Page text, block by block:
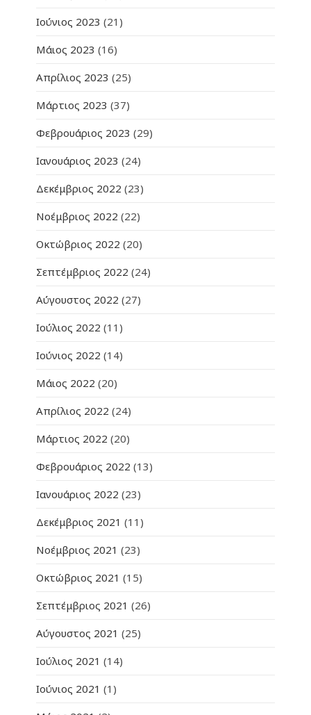
Ιούνιος 2023 (21)
Μάιος 2023 (16)
Απρίλιος 2023 (25)
Μάρτιος 2023 (37)
Φεβρουάριος 2023 (29)
Ιανουάριος 2023 (24)
Δεκέμβριος 2022 (23)
Νοέμβριος 2022 (22)
Οκτώβριος 2022 (20)
Σεπτέμβριος 2022 (24)
Αύγουστος 2022 (27)
Ιούλιος 2022 (11)
Ιούνιος 2022 (14)
Μάιος 2022 (20)
Απρίλιος 2022 (24)
Μάρτιος 2022 (20)
Φεβρουάριος 2022 (13)
Ιανουάριος 2022 (23)
Δεκέμβριος 2021 (11)
Νοέμβριος 2021 (23)
Οκτώβριος 2021 (15)
Σεπτέμβριος 2021 (26)
Αύγουστος 2021 (25)
Ιούλιος 2021 (14)
Ιούνιος 2021 (1)